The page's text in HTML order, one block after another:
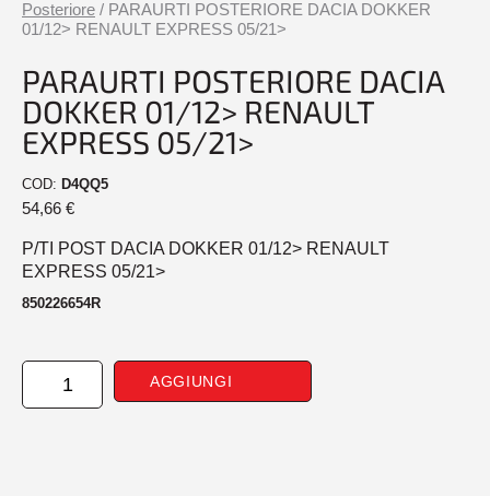
Posteriore / PARAURTI POSTERIORE DACIA DOKKER
01/12> RENAULT EXPRESS 05/21>
PARAURTI POSTERIORE DACIA
DOKKER 01/12> RENAULT
EXPRESS 05/21>
COD: D4QQ5
54,66 €
P/TI POST DACIA DOKKER 01/12> RENAULT
EXPRESS 05/21>
850226654R
PARAURTI
POSTERIORE
AGGIUNGI